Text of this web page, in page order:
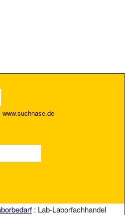
www.suchnase.de
: Lab-Laborfachhandel